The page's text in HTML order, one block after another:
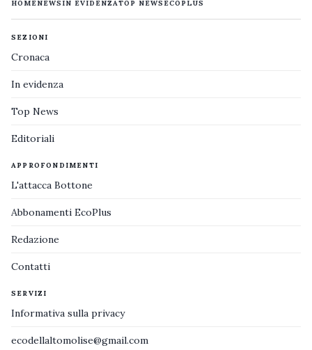
HOMENEWS IN EVIDENZATOP NEWS ECOPLUS
SEZIONI
Cronaca
In evidenza
Top News
Editoriali
APPROFONDIMENTI
L'attacca Bottone
Abbonamenti EcoPlus
Redazione
Contatti
SERVIZI
Informativa sulla privacy
ecodellaltomolise@gmail.com